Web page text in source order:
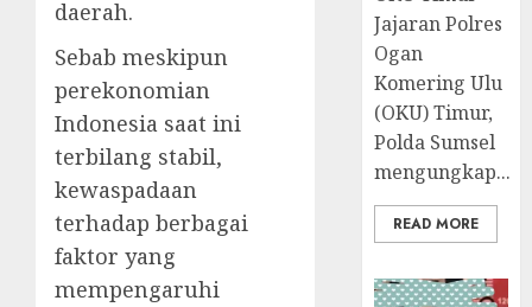
daerah.
Sebab meskipun
perekonomian
Indonesia saat ini
terbilang stabil,
kewaspadaan
terhadap berbagai
faktor yang
mempengaruhi
Jajaran Polres
Ogan
Komering Ulu
(OKU) Timur,
Polda Sumsel
mengungkap...
READ MORE